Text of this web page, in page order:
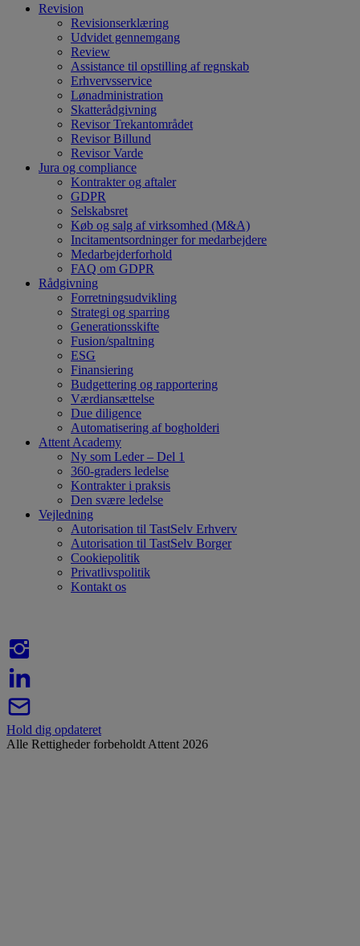
Revision
Revisionserklæring
Udvidet gennemgang
Review
Assistance til opstilling af regnskab
Erhvervsservice
Lønadministration
Skatterådgivning
Revisor Trekantområdet
Revisor Billund
Revisor Varde
Jura og compliance
Kontrakter og aftaler
GDPR
Selskabsret
Køb og salg af virksomhed (M&A)
Incitamentsordninger for medarbejdere
Medarbejderforhold
FAQ om GDPR
Rådgivning
Forretningsudvikling
Strategi og sparring
Generationsskifte
Fusion/spaltning
ESG
Finansiering
Budgettering og rapportering
Værdiansættelse
Due diligence
Automatisering af bogholderi
Attent Academy
Ny som Leder – Del 1
360-graders ledelse
Kontrakter i praksis
Den svære ledelse
Vejledning
Autorisation til TastSelv Erhverv
Autorisation til TastSelv Borger
Cookiepolitik
Privatlivspolitik
Kontakt os
Hold dig opdateret
Alle Rettigheder forbeholdt Attent 2026